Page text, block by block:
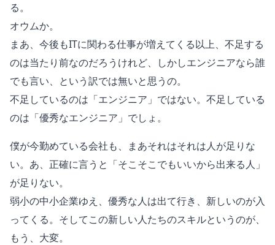
る。
オウムか。
まあ、今後もITに関わる仕事が増えてくる以上、不足する
のは当たり前なのだろうけれど、しかしエンジニアなら誰
でも言い、という訳では無いと思うの。
不足しているのは「エンジニア」ではない。不足している
のは「優秀なエンジニア」でしょ。
僕が今勤めている会社も、まあそれはそれは人が足りな
い。あ、正確に言うと「そこそこでもいいから出来る人」
が足りない。
弱小の中小企業ゆえ、優秀な人は出て行き、新しいのが入
ってくる。そしてこの新しい人たちのスキルというのが、
もう、大変。